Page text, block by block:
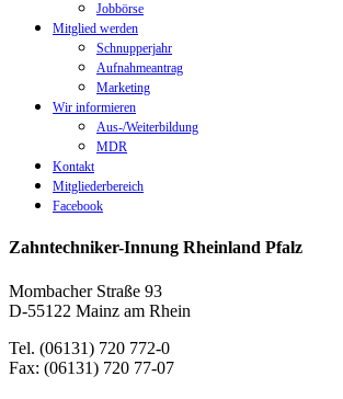
Jobbörse
Mitglied werden
Schnupperjahr
Aufnahmeantrag
Marketing
Wir informieren
Aus-/Weiterbildung
MDR
Kontakt
Mitgliederbereich
Facebook
Zahntechniker-Innung Rheinland Pfalz
Mombacher Straße 93
D-55122 Mainz am Rhein
Tel. (06131) 720 772-0
Fax: (06131) 720 77-07